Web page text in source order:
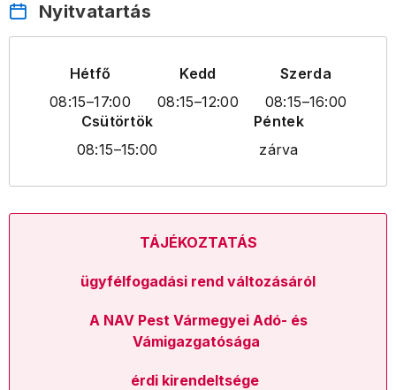
Nyitvatartás
Hétfő
08:15–17:00
Kedd
08:15–12:00
Szerda
08:15–16:00
Csütörtök
08:15–15:00
Péntek
zárva
TÁJÉKOZTATÁS
ügyfélfogadási rend változásáról
A NAV Pest Vármegyei Adó- és
Vámigazgatósága
érdi kirendeltsége